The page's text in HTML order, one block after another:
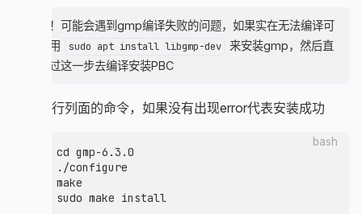
！！！可能会遇到gmp编译失败的问题，如果实在无法编译可
以使用
sudo apt install libgmp-dev
来安装gmp，然后直
接跳过这一步去编译安装PBC
依次执行列面的命令，如果没有出现error代表安装成功
bash
cd gmp-6.3.0
./configure
make